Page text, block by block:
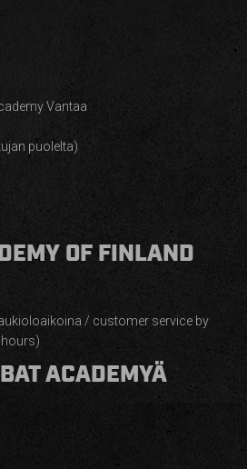
Vantaa
puolelta)
OF FINLAND
/ customer service by
hours)
ACADEMYÄ